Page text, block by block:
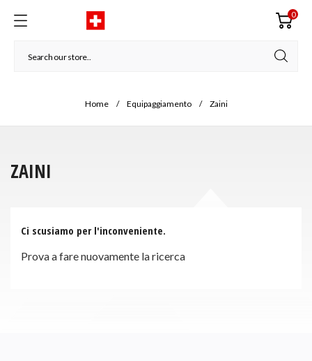
0
Home Equipaggiamento Zaini
ZAINI
Ci scusiamo per l'inconveniente.
Prova a fare nuovamente la ricerca